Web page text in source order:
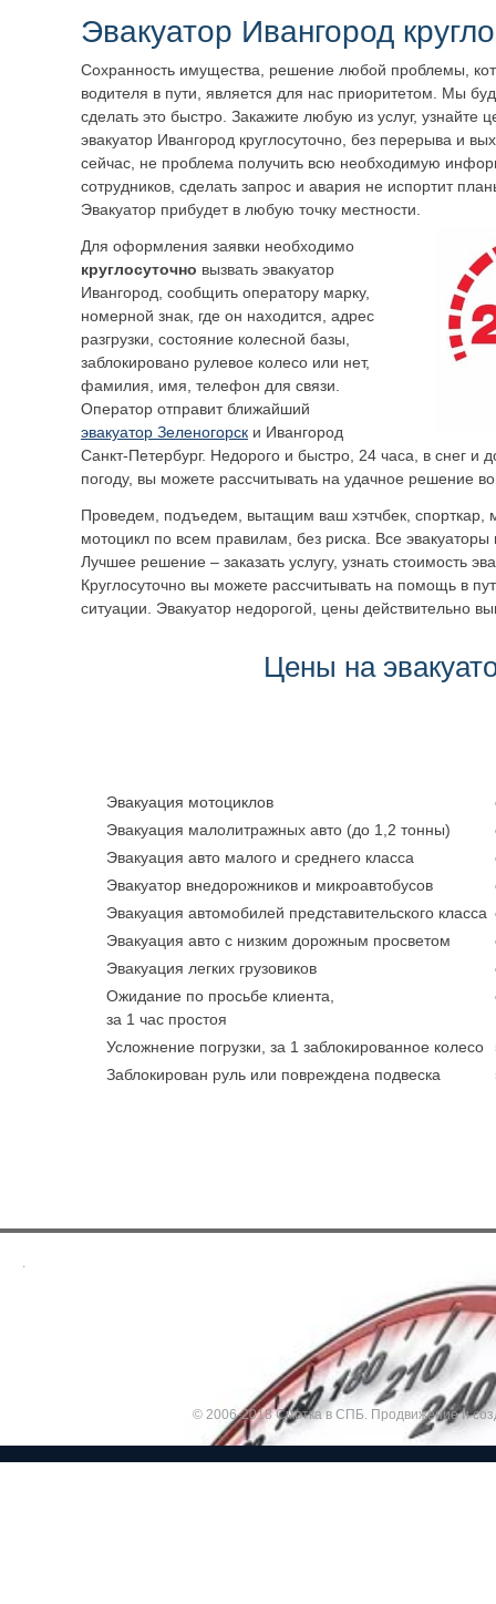
Эвакуатор Ивангород
Сохранность имущества, решение любой проблемы,
водителя в пути, является для нас приоритетом. Мы
сделать это быстро. Закажите любую из услуг, узнайте
эвакуатор Ивангород круглосуточно, без перерыва и
сейчас, не проблема получить всю необходимую
сотрудников, сделать запрос и авария не испортит
Эвакуатор прибудет в любую точку местности.
Для оформления заявки необходимо
круглосуточно вызвать эвакуатор
Ивангород , сообщить оператору марку,
номерной знак, где он находится, адрес
разгрузки, состояние колесной базы,
заблокировано рулевое колесо или нет,
фамилия, имя, телефон для связи.
Оператор отправит ближайший
эвакуатор Зеленогорск и Ивангород
Санкт-Петербург. Недорого и быстро, 24 часа, в снег и
погоду, вы можете рассчитывать на удачное решение
Проведем, подъедем, вытащим ваш хэтчбек, спорткар,
мотоцикл по всем правилам, без риска. Все эвакуаторы
Лучшее решение – заказать услугу, узнать стоимость
Круглосуточно вы можете рассчитывать на помощь в
ситуации. Эвакуатор недорогой, цены действительно
Цены на
Эвакуация мотоциклов
Эвакуация малолитражных авто (до 1,2 тонны)
Эвакуация авто малого и среднего класса
Эвакуатор внедорожников и микроавтобусов
Эвакуация автомобилей представительского класса
Эвакуация авто с низким дорожным просветом
Эвакуация легких грузовиков
Ожидание по просьбе клиента,
за 1 час простоя
Усложнение погрузки, за 1 заблокированное колесо
Заблокирован руль или повреждена подвеска
.
© 2006-2018 Смотка в СПБ. Продвижение и